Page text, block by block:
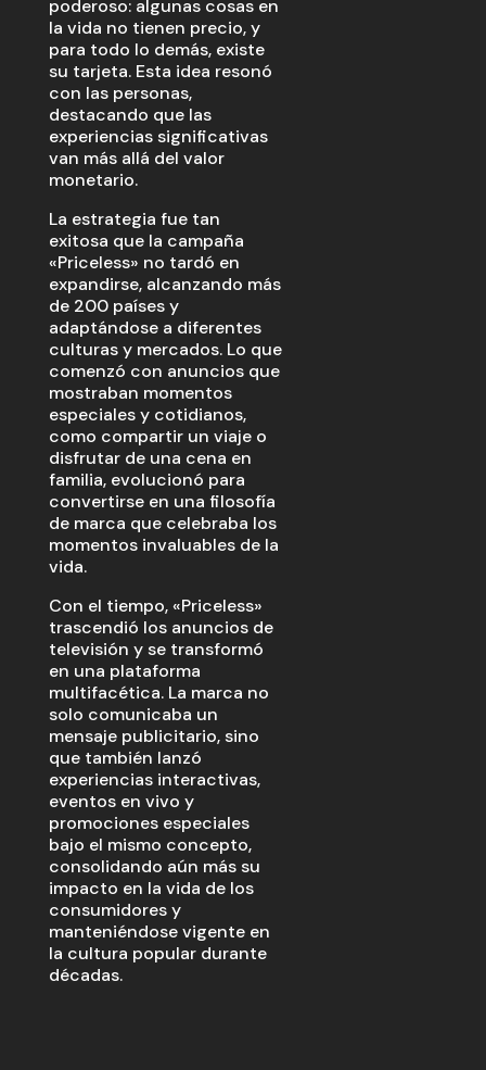
poderoso: algunas cosas en
la vida no tienen precio, y
para todo lo demás, existe
su tarjeta. Esta idea resonó
con las personas,
destacando que las
experiencias significativas
van más allá del valor
monetario.
La estrategia fue tan
exitosa que la campaña
«Priceless» no tardó en
expandirse, alcanzando más
de 200 países y
adaptándose a diferentes
culturas y mercados. Lo que
comenzó con anuncios que
mostraban momentos
especiales y cotidianos,
como compartir un viaje o
disfrutar de una cena en
familia, evolucionó para
convertirse en una filosofía
de marca que celebraba los
momentos invaluables de la
vida.
Con el tiempo, «Priceless»
trascendió los anuncios de
televisión y se transformó
en una plataforma
multifacética. La marca no
solo comunicaba un
mensaje publicitario, sino
que también lanzó
experiencias interactivas,
eventos en vivo y
promociones especiales
bajo el mismo concepto,
consolidando aún más su
impacto en la vida de los
consumidores y
manteniéndose vigente en
la cultura popular durante
décadas.